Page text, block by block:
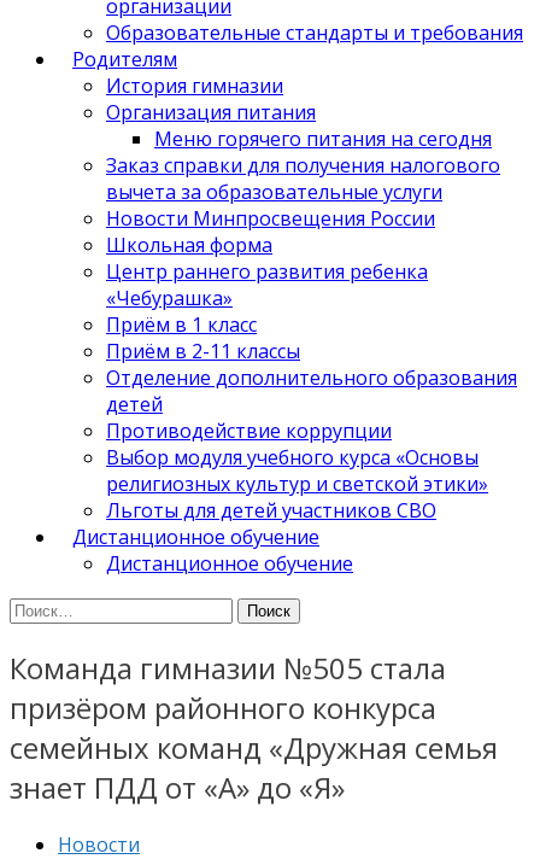
организации
Образовательные стандарты и требования
Родителям
История гимназии
Организация питания
Меню горячего питания на сегодня
Заказ справки для получения налогового
вычета за образовательные услуги
Новости Минпросвещения России
Школьная форма
Центр раннего развития ребенка
«Чебурашка»
Приём в 1 класс
Приём в 2-11 классы
Отделение дополнительного образования
детей
Противодействие коррупции
Выбор модуля учебного курса «Основы
религиозных культур и светской этики»
Льготы для детей участников СВО
Дистанционное обучение
Дистанционное обучение
Найти:
Команда гимназии №505 стала
призёром районного конкурса
семейных команд «Дружная семья
знает ПДД от «А» до «Я»
Новости